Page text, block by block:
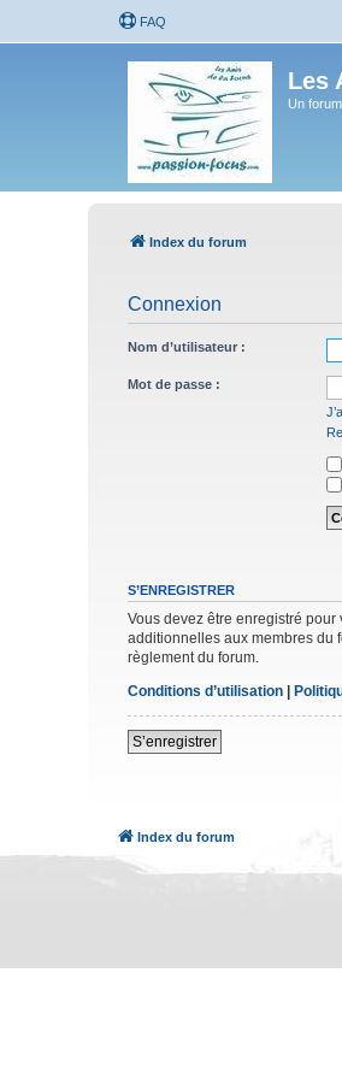
FAQ
Les
Un
Index du forum
Connexion
Nom d’utilisateur :
Mot de passe :
S’ENREGISTRER
Vous devez être enregistré
additionnelles aux membres du
règlement du forum.
Conditions d’utilisation |
S’enregistrer
Index du forum